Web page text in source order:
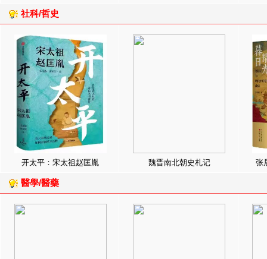
社科/哲史
开太平：宋太祖赵匡胤 魏晋南北朝史札记 张
醫學/醫藥